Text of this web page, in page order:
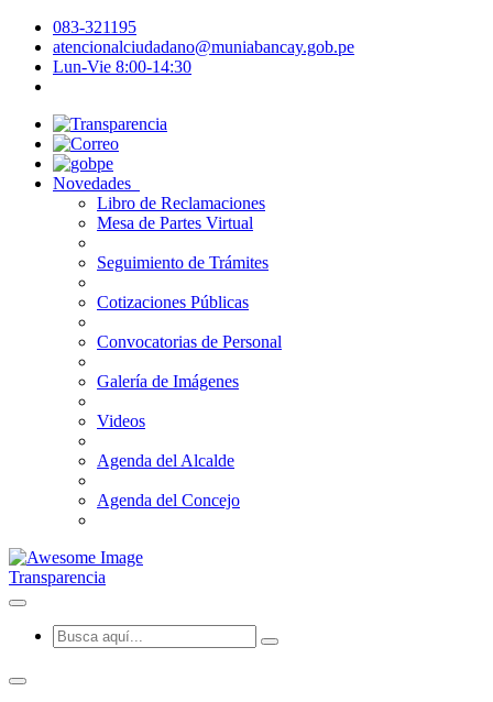
083-321195
atencionalciudadano@muniabancay.gob.pe
Lun-Vie 8:00-14:30
Novedades
Libro de Reclamaciones
Mesa de Partes Virtual
Seguimiento de Trámites
Cotizaciones Públicas
Convocatorias de Personal
Galería de Imágenes
Videos
Agenda del Alcalde
Agenda del Concejo
Transparencia